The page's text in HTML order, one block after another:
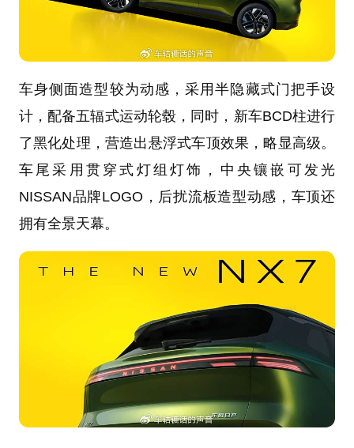
车身侧面造型较为动感，采用半隐藏式门把手设
计，配备五辐式运动轮毂，同时，新车BCD柱进行
了黑化处理，营造出悬浮式车顶效果，略显高级。
车尾采用贯穿式灯组灯饰，中央镶嵌可发光
NISSAN品牌LOGO，后扰流板造型动感，车顶还
拥有全景天幕。